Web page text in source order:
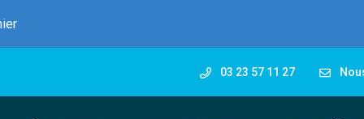
03 23 57 11 27